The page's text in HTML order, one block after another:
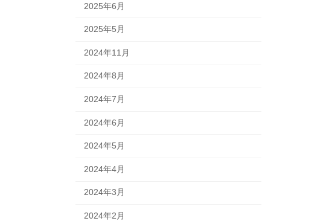
2025年6月
2025年5月
2024年11月
2024年8月
2024年7月
2024年6月
2024年5月
2024年4月
2024年3月
2024年2月